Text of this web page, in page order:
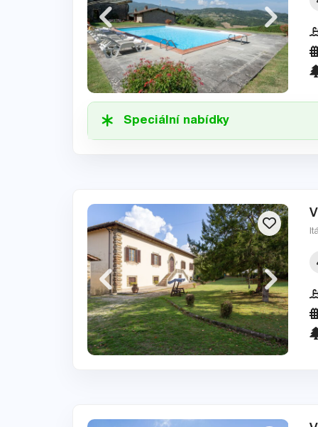
Speciální nabídky